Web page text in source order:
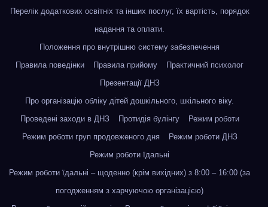
Перелік додаткових освітніх та інших послуг, їх вартість, порядок
надання та оплати.
Положення про внутрішню систему забезпечення
Правила поведінки
Правила прийому
Практичний психолог
Презентації ДНЗ
Про організацію обліку дітей дошкільного, шкільного віку.
Проведені заходи в ДНЗ
Протидія булінгу
Режим роботи
Режим роботи груп продовженого дня
Режим роботи ДНЗ
Режим роботи їдальні
Режим роботи їдальні – щоденно (крім вихідних) з 8:00 – 16:00 (за
погодженням з харчуючою організацією)